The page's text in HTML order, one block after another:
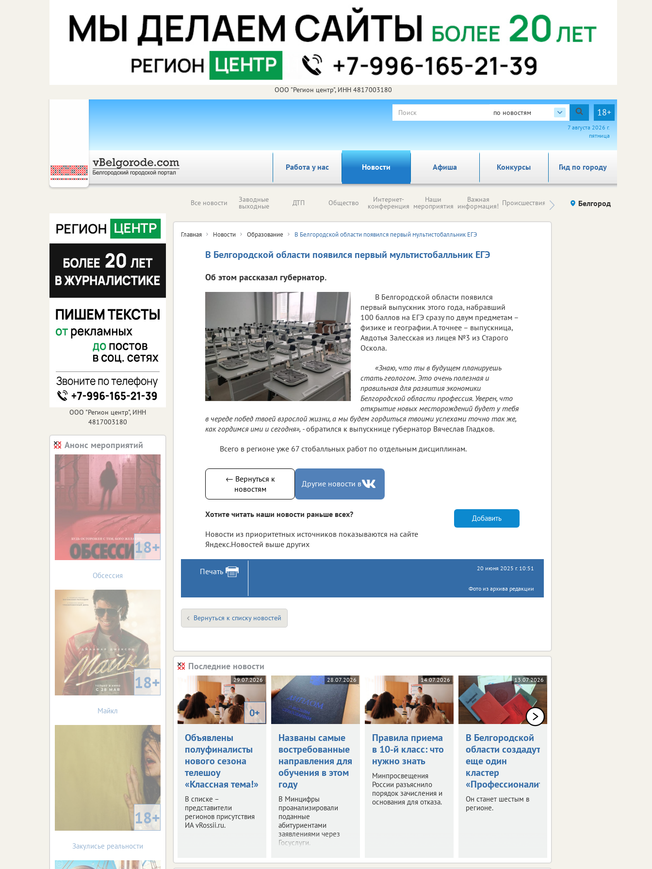
ООО "Регион центр", ИНН 4817003180
по новостям 18+
7 августа 2026 г.
пятница
Работа у нас Новости Афиша Гид по городу
Конкурсы
Все новости Заводные
выходные ДТП Общество Интернет-
конференция
Наши
мероприятия
Важная
информация! Происшествия Здоровье компаний (на
правах
Белгород
Главная Новости Образование В Белгородской области появился первый мультистобалльник ЕГЭ
В Белгородской области появился первый мультистобалльник ЕГЭ
Об этом рассказал губернатор.
В Белгородской области появился
первый выпускник этого года, набравший
100 баллов на ЕГЭ сразу по двум предметам –
физике и географии. А точнее – выпускница,
Авдотья Залесская из лицея №3 из Старого
Оскола.
«Знаю, что ты в будущем планируешь
стать геологом. Это очень полезная и
правильная для развития экономики
Белгородской области профессия. Уверен, что
открытие новых месторождений будет у тебя
в череде побед твоей взрослой жизни, а мы будем гордиться твоими успехами точно так же,
как гордимся ими и сегодня», -обратился к выпускнице губернатор Вячеслав Гладков.
Всего в регионе уже 67 стобалльных работ по отдельным дисциплинам.
← Вернуться к
новостям
Другие новости в
Хотите читать наши новости раньше всех?
Новости из приоритетных источников показываются на сайте
Яндекс.Новостей выше других
Добавить
Печать 20 июня 2025 г. 10:51
Фото из архива редакции
Вернуться к списку новостей
Последние новости
29.07.2026
0+
Объявлены
полуфиналисты
нового сезона
телешоу
«Классная тема!»
В списке –
представители
регионов присутствия
ИА vRossii.ru.
28.07.2026
Названы самые
востребованные
направления для
обучения в этом
году
В Минцифры
проанализировали
поданные
абитуриентами
заявлениями через
Госуслуги.
14.07.2026
Правила приема
в 10-й класс: что
нужно знать
Минпросвещения
России разъяснило
порядок зачисления и
основания для отказа.
13.07.2026
В Белгородской
области создадут
еще один
кластер
«Профессионалитета»
Он станет шестым в
регионе.
ООО "Регион центр", ИНН
4817003180
Анонс мероприятий
18+
Обсессия
18+
Майкл
18+
Закулисье реальности